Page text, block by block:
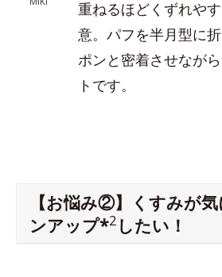
重ねるほどくずれや
意。パフを半月型に
ポンと密着させなが
トです。
【お悩み②】くすみが
ンアップ*2 したい！